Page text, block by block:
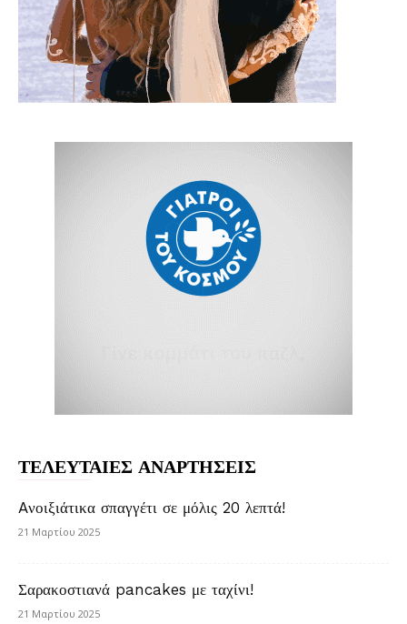
ΤΕΛΕΥΤΑΙΕΣ ΑΝΑΡΤΗΣΕΙΣ
Aνοιξιάτικα σπαγγέτι σε μόλις 20 λεπτά!
21 Μαρτίου 2025
Σαρακοστιανά pancakes με ταχίνι!
21 Μαρτίου 2025